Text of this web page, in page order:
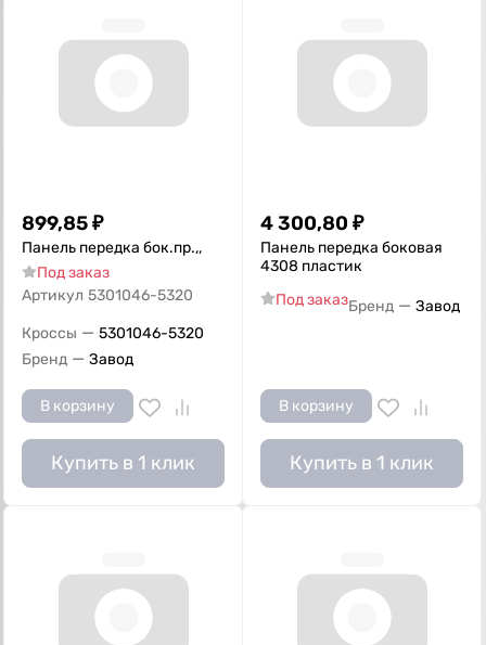
899,85₽
Панель передка бок.пр.,,
Под заказ
Артикул 5301046-5320
Кроссы — 5301046-5320
Бренд — Завод
В корзину
Купить в 1 клик
4 300,80 ₽
Панель передка боковая
4308 пластик
Под заказБренд — Завод
В корзину
Купить в 1 клик